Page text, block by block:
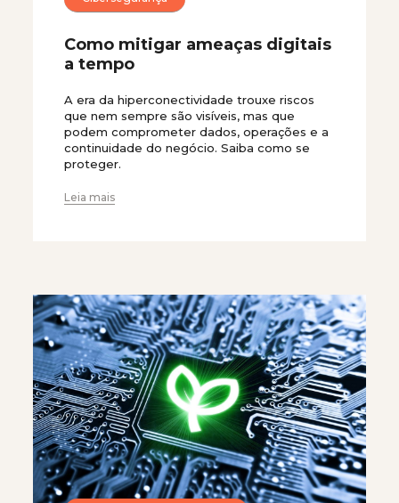
Como mitigar ameaças digitais
a tempo
A era da hiperconectividade trouxe riscos
que nem sempre são visíveis, mas que
podem comprometer dados, operações e a
continuidade do negócio. Saiba como se
proteger.
Leia mais